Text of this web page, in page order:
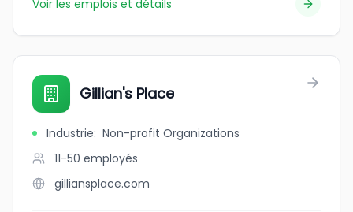
Voir les emplois et détails
Gillian's Place
Industrie: Non-profit Organizations
11-50 employés
gilliansplace.com